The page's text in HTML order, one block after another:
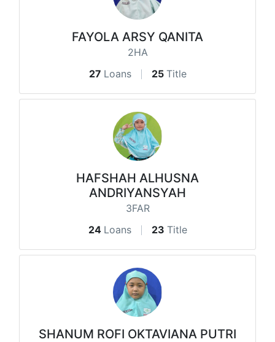
FAYOLA ARSY QANITA
2HA
27 Loans 25 Title
HAFSHAH ALHUSNA
ANDRIYANSYAH
3FAR
24 Loans 23 Title
SHANUM ROFI OKTAVIANA PUTRI